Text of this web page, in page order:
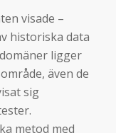
visade –
historiska data
ligger
även de
sig
metod med